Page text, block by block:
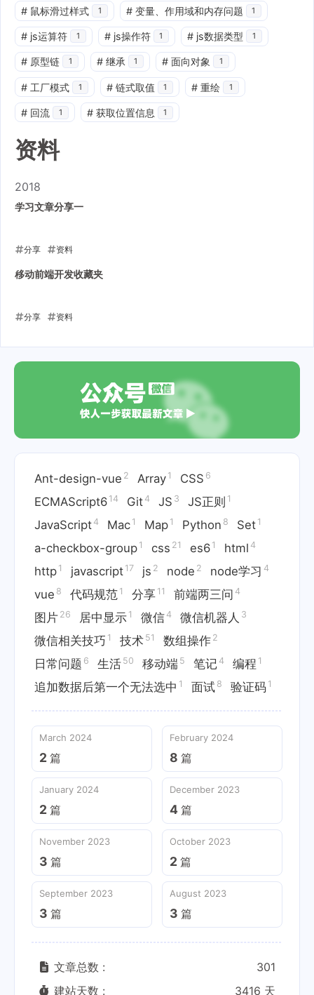
# 鼠标滑过样式 1 # 变量、作用域和内存问题 1
# js运算符 1 # js操作符 1 # js数据类型 1
# 原型链 1 # 继承 1 # 面向对象 1
# 工厂模式 1 # 链式取值 1 # 重绘 1
# 回流 1 # 获取位置信息 1
资料
2018
学习文章分享一
分享 资料
2018-09-04
移动前端开发收藏夹
分享 资料
Ant-design-vue 2 Array 1 CSS 6
ECMAScript6 14 Git 4 JS 3 JS正则 1
JavaScript 4 Mac 1 Map 1 Python 8 Set 1
a-checkbox-group 1 css 21 es6 1 html 4
http 1 javascript 17 js 2 node 2 node学习 4
vue 8 代码规范 1 分享 11 前端两三问 4
图片 26 居中显示 1 微信 4 微信机器人 3
微信相关技巧 1 技术 51 数组操作 2
日常问题 6 生活 50 移动端 5 笔记 4 编程 1
追加数据后第一个无法选中 1 面试 8 验证码 1
March 2024
2 篇
February 2024
8 篇
January 2024
2 篇
December 2023
4 篇
November 2023
3 篇
October 2023
2 篇
September 2023
3 篇
August 2023
3 篇
文章总数 :
301
建站天数 :
3416 天